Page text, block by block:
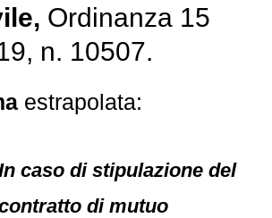
Ordinanza 15
n. 10507.
estrapolata:
caso di stipulazione del
di mutuo